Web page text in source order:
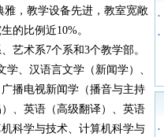
雅，教学设备先进，教室宽敞
的比例近10%。
术系7个系和3个教学部。
、汉语言文学（新闻学）、
播电视新闻学（播音与主持
、英语（高级翻译）、英语
科学与技术、计算机科学与
·
·
·